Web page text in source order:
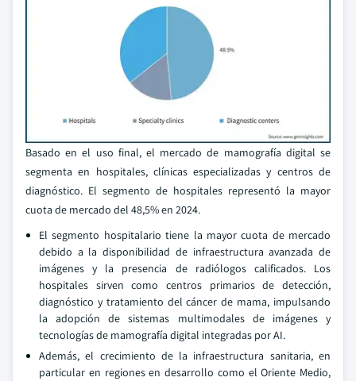
Basado en el uso final, el mercado de mamografía digital se
segmenta en hospitales, clínicas especializadas y centros de
diagnóstico. El segmento de hospitales representó la mayor
cuota de mercado del 48,5% en 2024.
El segmento hospitalario tiene la mayor cuota de mercado
debido a la disponibilidad de infraestructura avanzada de
imágenes y la presencia de radiólogos calificados. Los
hospitales sirven como centros primarios de detección,
diagnóstico y tratamiento del cáncer de mama, impulsando
la adopción de sistemas multimodales de imágenes y
tecnologías de mamografía digital integradas por AI.
Además, el crecimiento de la infraestructura sanitaria, en
particular en regiones en desarrollo como el Oriente Medio,